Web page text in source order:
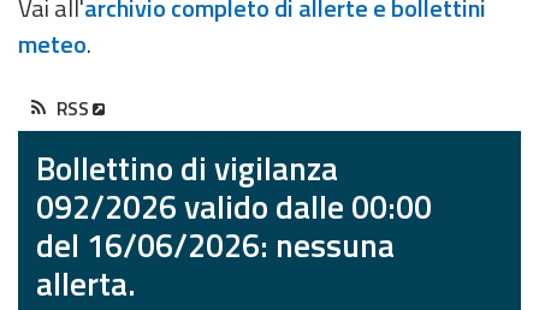
Bollettini
Valanghe
Monitoraggio
eventi
Previsioni e dati
Previsioni meteo e
marine
Vai all'archivio completo di allerte e bollettini
meteo.
RSS
Bollettino di vigilanza
092/2026 valido dalle 00:00
del 16/06/2026: nessuna
allerta.